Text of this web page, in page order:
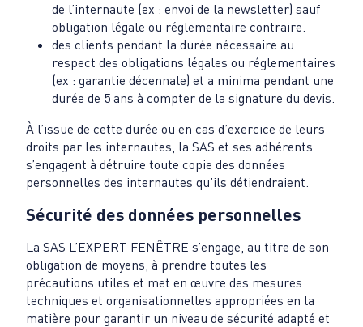
de l’internaute (ex : envoi de la newsletter) sauf
obligation légale ou réglementaire contraire.
des clients pendant la durée nécessaire au
respect des obligations légales ou réglementaires
(ex : garantie décennale) et a minima pendant une
durée de 5 ans à compter de la signature du devis.
À l’issue de cette durée ou en cas d’exercice de leurs
droits par les internautes, la SAS et ses adhérents
s’engagent à détruire toute copie des données
personnelles des internautes qu’ils détiendraient.
Sécurité des données personnelles
La SAS L’EXPERT FENÊTRE s’engage, au titre de son
obligation de moyens, à prendre toutes les
précautions utiles et met en œuvre des mesures
techniques et organisationnelles appropriées en la
matière pour garantir un niveau de sécurité adapté et